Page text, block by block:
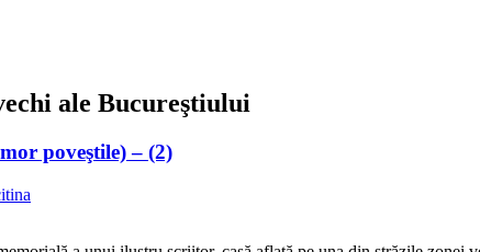
ale Bucureştiului
poveştile) – (2)